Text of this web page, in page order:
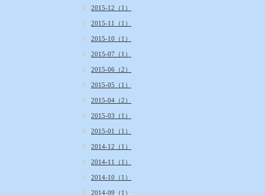
2015-12（1）
2015-11（1）
2015-10（1）
2015-07（1）
2015-06（2）
2015-05（1）
2015-04（2）
2015-03（1）
2015-01（1）
2014-12（1）
2014-11（1）
2014-10（1）
2014-09（1）